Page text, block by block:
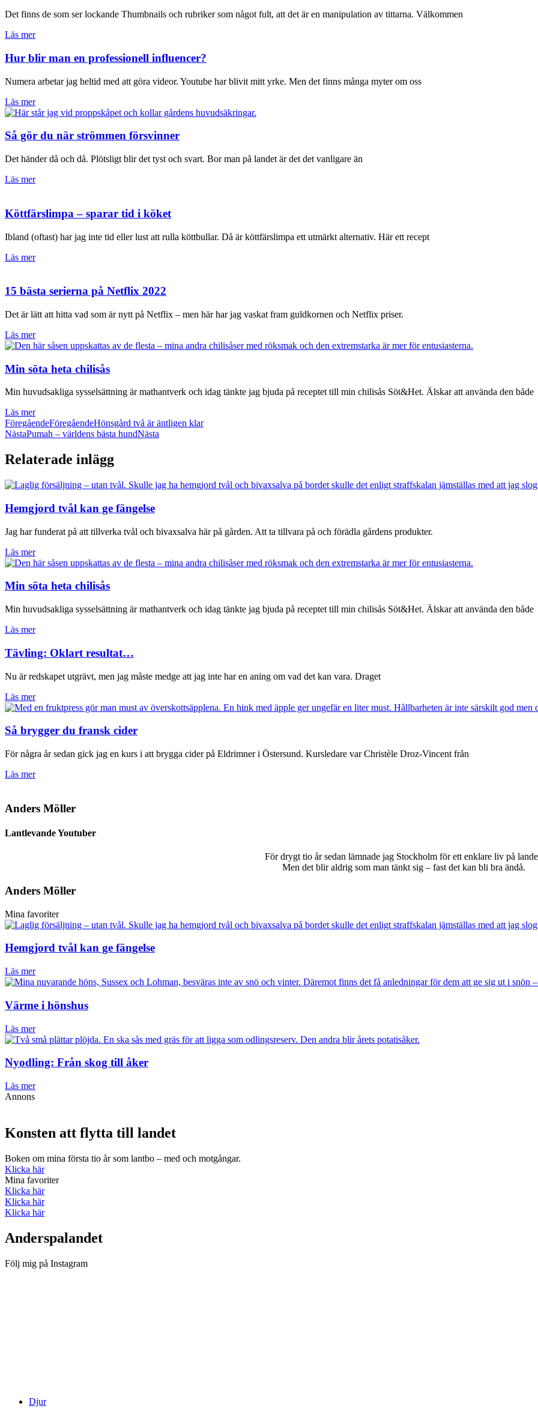
Det finns de som ser lockande Thumbnails och rubriker som något fult, att det är en manipulation av tittarna. Välkommen
Läs mer
Hur blir man en professionell influencer?
Numera arbetar jag heltid med att göra videor. Youtube har blivit mitt yrke. Men det finns många myter om oss
Läs mer
Så gör du när strömmen försvinner
Det händer då och då. Plötsligt blir det tyst och svart. Bor man på landet är det det vanligare än
Läs mer
Köttfärslimpa – sparar tid i köket
Ibland (oftast) har jag inte tid eller lust att rulla köttbullar. Då är köttfärslimpa ett utmärkt alternativ. Här ett recept
Läs mer
15 bästa serierna på Netflix 2022
Det är lätt att hitta vad som är nytt på Netflix – men här har jag vaskat fram guldkornen och Netflix priser.
Läs mer
Min söta heta chilisås
Min huvudsakliga sysselsättning är mathantverk och idag tänkte jag bjuda på receptet till min chilisås Söt&Het. Älskar att använda den både
Läs mer
FöregåendeFöregåendeHönsgård två är äntligen klar
NästaPumah – världens bästa hundNästa
Relaterade inlägg
Hemgjord tvål kan ge fängelse
Jag har funderat på att tillverka tvål och bivaxsalva här på gården. Att ta tillvara på och förädla gårdens produkter.
Läs mer
Min söta heta chilisås
Min huvudsakliga sysselsättning är mathantverk och idag tänkte jag bjuda på receptet till min chilisås Söt&Het. Älskar att använda den både
Läs mer
Tävling: Oklart resultat…
Nu är redskapet utgrävt, men jag måste medge att jag inte har en aning om vad det kan vara. Draget
Läs mer
Så brygger du fransk cider
För några år sedan gick jag en kurs i att brygga cider på Eldrimner i Östersund. Kursledare var Christèle Droz-Vincent från
Läs mer
Anders Möller
Lantlevande Youtuber
För drygt tio år sedan lämnade jag Stockholm för ett enklare liv på
Men det blir aldrig som man tänkt sig – fast det kan bli bra ändå.
Anders Möller
Mina favoriter
Hemgjord tvål kan ge fängelse
Läs mer
Värme i hönshus
Läs mer
Nyodling: Från skog till åker
Läs mer
Annons
Konsten att flytta till landet
Boken om mina första tio år som lantbo – med och motgångar.
Klicka här
Mina favoriter
Klicka här
Klicka här
Klicka här
Anderspalandet
Följ mig på Instagram
Djur